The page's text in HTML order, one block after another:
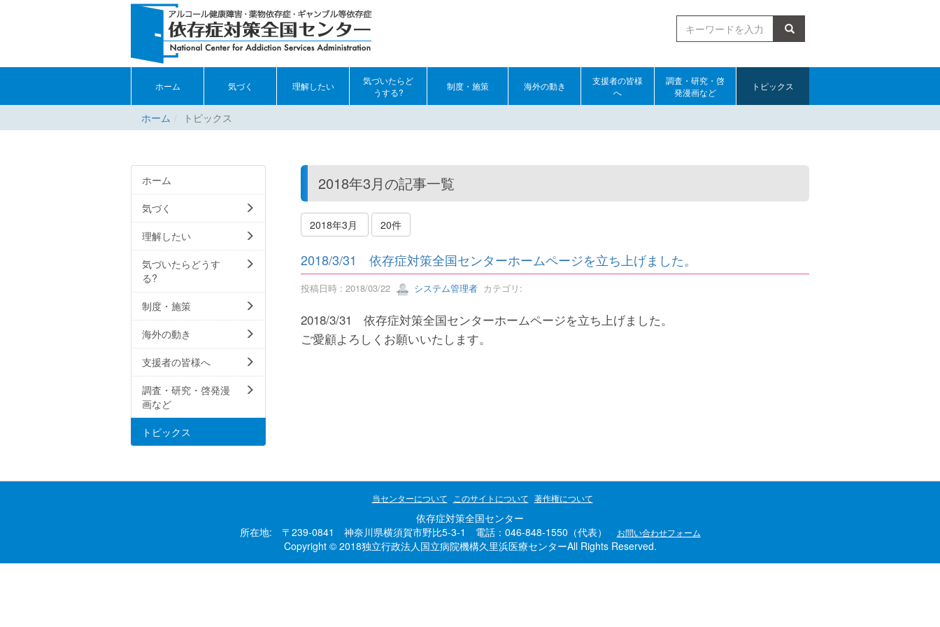
検索
ホーム 気づく 理解したい
気づいたらど
うする?
制度・施策 海外の動き
支援者の皆様
へ
調査・研究・啓
発漫画など
トピックス
ホーム トピックス
2018年3月の記事一覧
2018年3月 20件
2018/3/31 依存症対策全国センターホームページを立ち上げました。
投稿日時 : 2018/03/22 システム管理者カテゴリ:
2018/3/31 依存症対策全国センターホームページを立ち上げました。
ご愛顧よろしくお願いいたします。
ホーム
気づく
理解したい
気づいたらどうす
る?
制度・施策
海外の動き
支援者の皆様へ
調査・研究・啓発漫
画など
トピックス
当センターについて このサイトについて 著作権について
依存症対策全国センター
所在地: 〒239-0841 神奈川県横須賀市野比5-3-1 電話：046-848-1550（代表）
お問い合わせフォーム
Copyright © 2018独立行政法人国立病院機構久里浜医療センターAll Rights Reserved.